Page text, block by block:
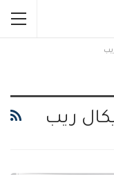
ريب